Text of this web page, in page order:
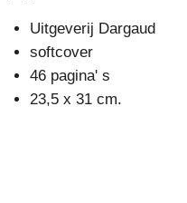
Uitgeverij Dargaud
softcover
46 pagina' s
23,5 x 31 cm.